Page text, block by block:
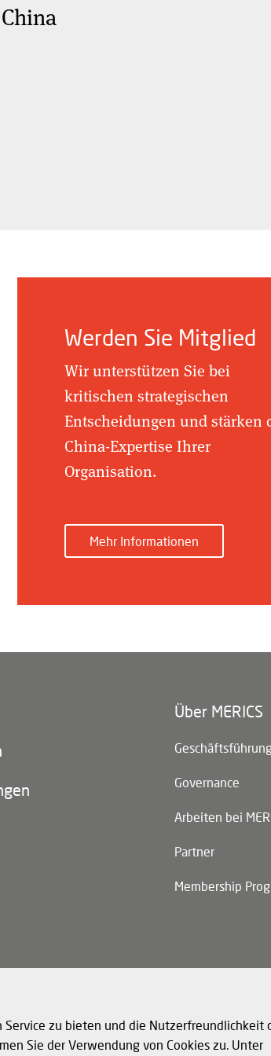
zu bieten und die Nutzerfreundlichkeit
Sie der Verwendung von Cookies zu. Unter
China
Werden Sie Mitglied
Wir unterstützen Sie bei
kritischen strategischen
Entscheidungen und stärken
China-Expertise Ihrer
Organisation.
Mehr Informationen
Über MERICS
Governance
Arbeiten bei
Partner
Membership